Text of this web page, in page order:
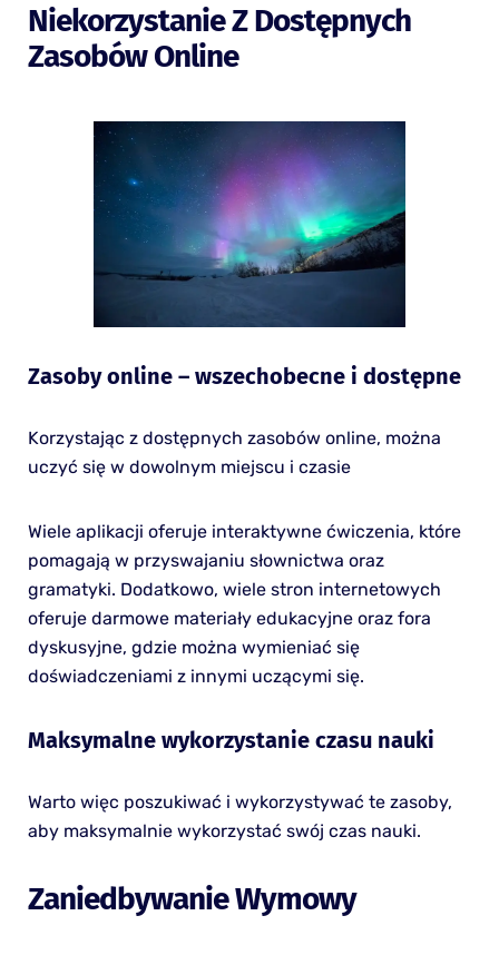
Niekorzystanie Z Dostępnych
Zasobów Online
Zasoby online – wszechobecne i dostępne
Korzystając z dostępnych zasobów online, można
uczyć się w dowolnym miejscu i czasie
Wiele aplikacji oferuje interaktywne ćwiczenia, które
pomagają w przyswajaniu słownictwa oraz
gramatyki. Dodatkowo, wiele stron internetowych
oferuje darmowe materiały edukacyjne oraz fora
dyskusyjne, gdzie można wymieniać się
doświadczeniami z innymi uczącymi się.
Maksymalne wykorzystanie czasu nauki
Warto więc poszukiwać i wykorzystywać te zasoby,
aby maksymalnie wykorzystać swój czas nauki.
Zaniedbywanie Wymowy